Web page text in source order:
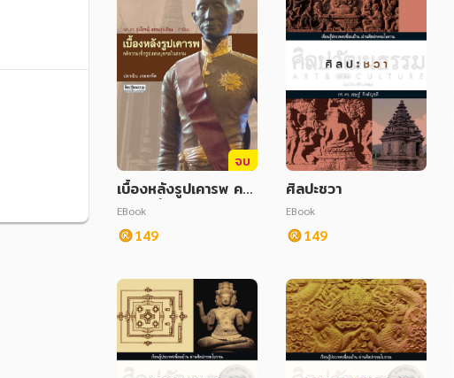
จบ
เบื้องหลังรูปเคารพ คติ
ความเชื่อรูปแทนบุคคลใ
นสยาม
EBook
149
ศิลปะชวา
EBook
149